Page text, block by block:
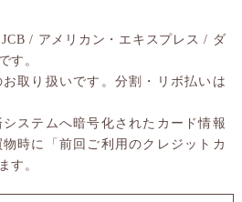
/ アメリカン・エキスプレス / ダ
す。
取り扱いです。分割・リボ払いは
ステムへ暗号化されたカード情報
時に「前回ご利用のクレジットカ
す。